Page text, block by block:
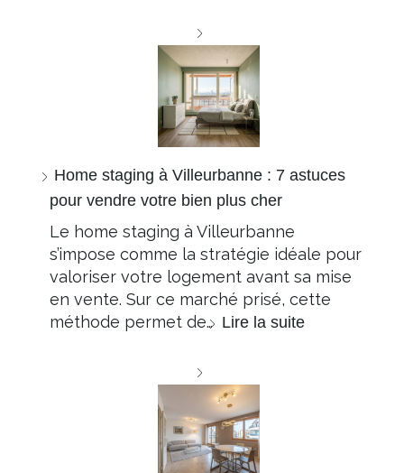
Home staging à Villeurbanne : 7 astuces
pour vendre votre bien plus cher
Le home staging à Villeurbanne
s’impose comme la stratégie idéale pour
valoriser votre logement avant sa mise
en vente. Sur ce marché prisé, cette
méthode permet de… Lire la suite